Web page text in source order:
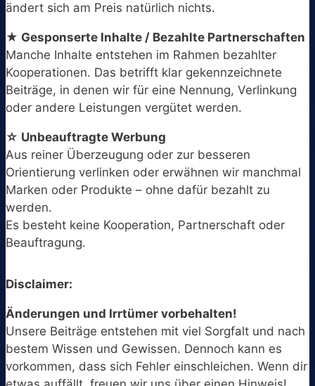
ändert sich am Preis natürlich nichts.
★ Gesponserte Inhalte / Bezahlte Partnerschaften
Manche Inhalte entstehen im Rahmen bezahlter
Kooperationen. Das betrifft klar gekennzeichnete
Beiträge, in denen wir für eine Nennung, Verlinkung
oder andere Leistungen vergütet werden.
☆ Unbeauftragte Werbung
Aus reiner Überzeugung oder zur besseren
Orientierung verlinken oder erwähnen wir manchmal
Marken oder Produkte – ohne dafür bezahlt zu
werden.
Es besteht keine Kooperation, Partnerschaft oder
Beauftragung.
Disclaimer:
Änderungen und Irrtümer vorbehalten!
Unsere Beiträge entstehen mit viel Sorgfalt und nach
bestem Wissen und Gewissen. Dennoch kann es
vorkommen, dass sich Fehler einschleichen. Wenn dir